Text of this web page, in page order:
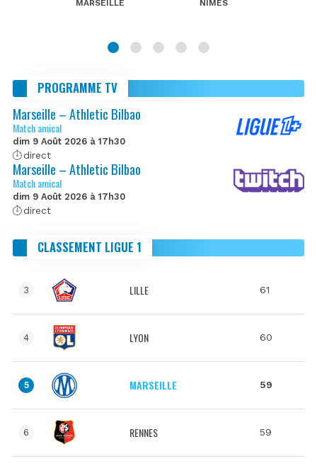
MARSEILLE NIMES
PROGRAMME TV
Marseille – Athletic Bilbao
Match amical
dim 9 Août 2026 à 17h30
direct
Marseille – Athletic Bilbao
Match amical
dim 9 Août 2026 à 17h30
direct
CLASSEMENT LIGUE 1
3 LILLE 61
4 LYON 60
5 MARSEILLE 59
6 RENNES 59